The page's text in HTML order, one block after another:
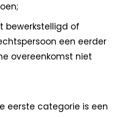
bewerkstelligd of
een eerder
overeenkomst niet
eerste categorie is een